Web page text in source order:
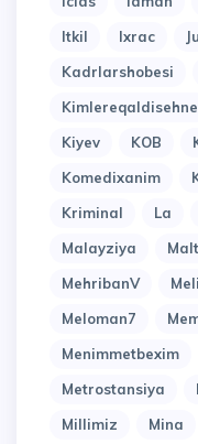
Itkil
Ixrac
Kadrlarshobesi
Kimlereqaldisehne
Kiyev
KOB
Komedixanim
Kriminal
La
Malayziya
MehribanV
Meloman7
Menimmetbexim
Metrostansiya
Millimiz
Mina